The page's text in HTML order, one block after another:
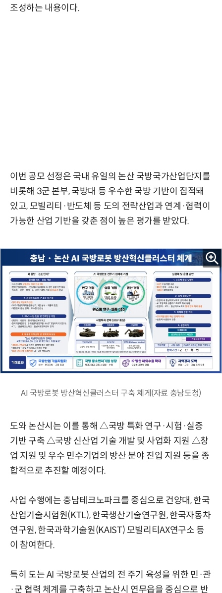
조성하는 내용이다.
이번 공모 선정은 국내 유일의 논산 국방국가산업단지를
비롯해 3군 본부, 국방대 등 우수한 국방 기반이 집적돼
있고, 모빌리티·반도체 등 도의 전략산업과 연계·협력이
가능한 산업 기반을 갖춘 점이 높은 평가를 받았다.
AI 국방로봇 방산혁신클러스터 구축 쳬게(자료 충남도청)
도와 논산시는 이를 통해 △국방 특화 연구·시험·실증
기반 구축 △국방 신산업 기술 개발 및 사업화 지원 △창
업 지원 및 우수 민수기업의 방산 분야 진입 지원 등을 종
합적으로 추진할 예정이다.
사업 수행에는 충남테크노파크를 중심으로 건양대, 한국
산업기술시험원(KTL), 한국생산기술연구원, 한국자동차
연구원, 한국과학기술원(KAIST) 모빌리티AX연구소 등
이 참여한다.
특히 도는 AI 국방로봇 산업의 전 주기 육성을 위한 민·관
·군 협력 체계를 구축하고 논산시 연무읍을 중심으로 반